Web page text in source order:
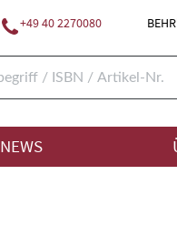
+49 40 2270080
NEWS